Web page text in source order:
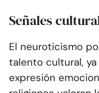
Señales
El neuroticismo
talento cultural,
expresión